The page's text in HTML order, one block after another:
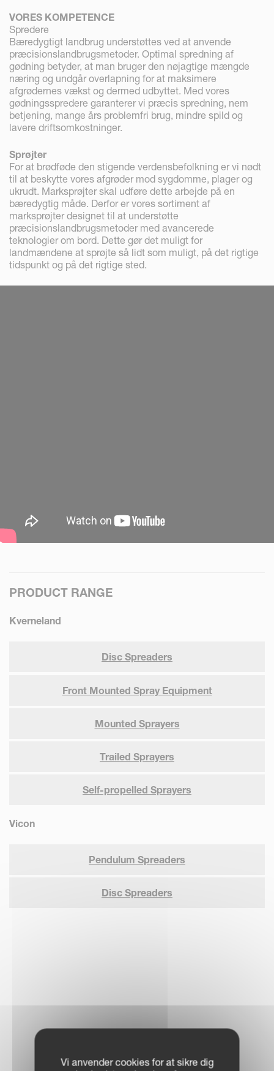
VORES KOMPETENCE
Spredere
Bæredygtigt landbrug understøttes ved at anvende
præcisionslandbrugsmetoder. Optimal spredning af
gødning betyder, at man bruger den nøjagtige mængde
næring og undgår overlapning for at maksimere
afgrødernes vækst og dermed udbyttet. Med vores
gødningsspredere garanterer vi præcis spredning, nem
betjening, mange års problemfri brug, mindre spild og
lavere driftsomkostninger.
Sprøjter
For at brødføde den stigende verdensbefolkning er vi nødt
til at beskytte vores afgrøder mod sygdomme, plager og
ukrudt. Marksprøjter skal udføre dette arbejde på en
bæredygtig måde. Derfor er vores sortiment af
marksprøjter designet til at understøtte
præcisionslandbrugsmetoder med avancerede
teknologier om bord. Dette gør det muligt for
landmændene at sprøjte så lidt som muligt, på det rigtige
tidspunkt og på det rigtige sted.
PRODUCT RANGE
Kverneland
Disc Spreaders
Front Mounted Spray Equipment
Mounted Sprayers
Trailed Sprayers
Self-propelled Sprayers
Vicon
Pendulum Spreaders
Disc Spreaders
Vi anvender cookies for at sikre dig